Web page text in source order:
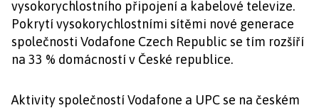
vysokorychlostního připojení a kabelové televize.
Pokrytí vysokorychlostními sítěmi nové generace
společnosti Vodafone Czech Republic se tím rozšíří
na 33 % domácností v České republice.
Aktivity společností Vodafone a UPC se na českém